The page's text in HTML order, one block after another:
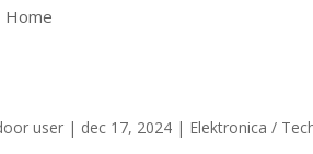
Home
user | dec 17, 2024 | Elektronica /